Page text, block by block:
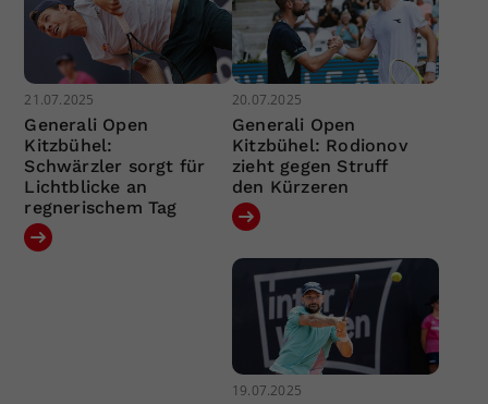
21.07.2025
Generali Open
Kitzbühel:
Schwärzler sorgt für
Lichtblicke an
regnerischem Tag
20.07.2025
Generali Open
Kitzbühel: Rodionov
zieht gegen Struff
den Kürzeren
19.07.2025